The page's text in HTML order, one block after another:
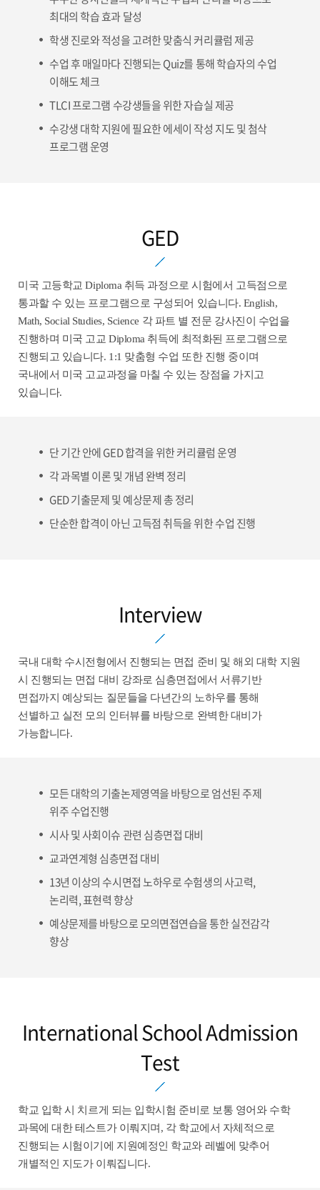
최대의 학습 효과 달성
학생 진로와 적성을 고려한 맞춤식 커리큘럼 제공
수업 후 매일마다 진행되는 Quiz를 통해 학습자의 수업
이해도 체크
TLCI 프로그램 수강생들을 위한 자습실 제공
수강생 대학 지원에 필요한 에세이 작성 지도 및 첨삭
프로그램 운영
GED
미국 고등학교 Diploma 취득 과정으로 시험에서 고득점으로
통과할 수 있는 프로그램으로 구성되어 있습니다. English,
Math, Social Studies, Science 각 파트 별 전문 강사진이 수업을
진행하며 미국 고교 Diploma 취득에 최적화된 프로그램으로
진행되고 있습니다. 1:1 맞춤형 수업 또한 진행 중이며
국내에서 미국 고교과정을 마칠 수 있는 장점을 가지고
있습니다.
단 기간 안에 GED 합격을 위한 커리큘럼 운영
각 과목별 이론 및 개념 완벽 정리
GED 기출문제 및 예상문제 총 정리
단순한 합격이 아닌 고득점 취득을 위한 수업 진행
Interview
국내 대학 수시전형에서 진행되는 면접 준비 및 해외 대학 지원
시 진행되는 면접 대비 강좌로 심층면접에서 서류기반
면접까지 예상되는 질문들을 다년간의 노하우를 통해
선별하고 실전 모의 인터뷰를 바탕으로 완벽한 대비가
가능합니다.
모든 대학의 기출논제영역을 바탕으로 엄선된 주제
위주 수업진행
시사 및 사회이슈 관련 심층면접 대비
교과연계형 심층면접 대비
13년 이상의 수시면접 노하우로 수험생의 사고력,
논리력, 표현력 향상
예상문제를 바탕으로 모의면접연습을 통한 실전감각
향상
International School Admission
Test
학교 입학 시 치르게 되는 입학시험 준비로 보통 영어와 수학
과목에 대한 테스트가 이뤄지며, 각 학교에서 자체적으로
진행되는 시험이기에 지원예정인 학교와 레벨에 맞추어
개별적인 지도가 이뤄집니다.